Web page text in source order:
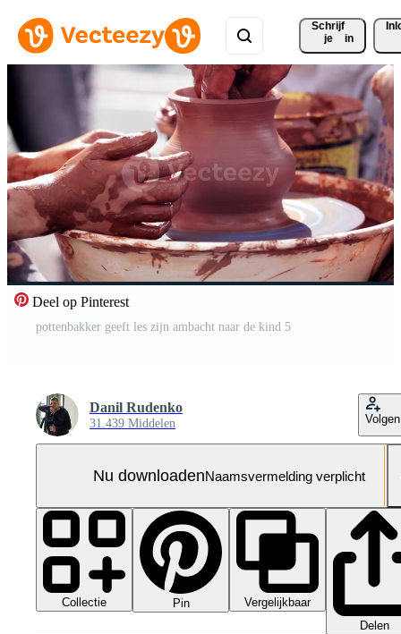
Schrijf
je
in
Deel op Pinterest
pottenbakker geeft les zijn ambacht naar de kind 5
Danil Rudenko
31.439 Middelen Volgen
Nu downloadenNaamsvermelding verplicht
Collectie Pin
Vergelijkbaar
Delen